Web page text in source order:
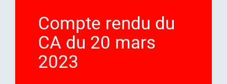
Compte rendu du
CA du 20 mars
2023